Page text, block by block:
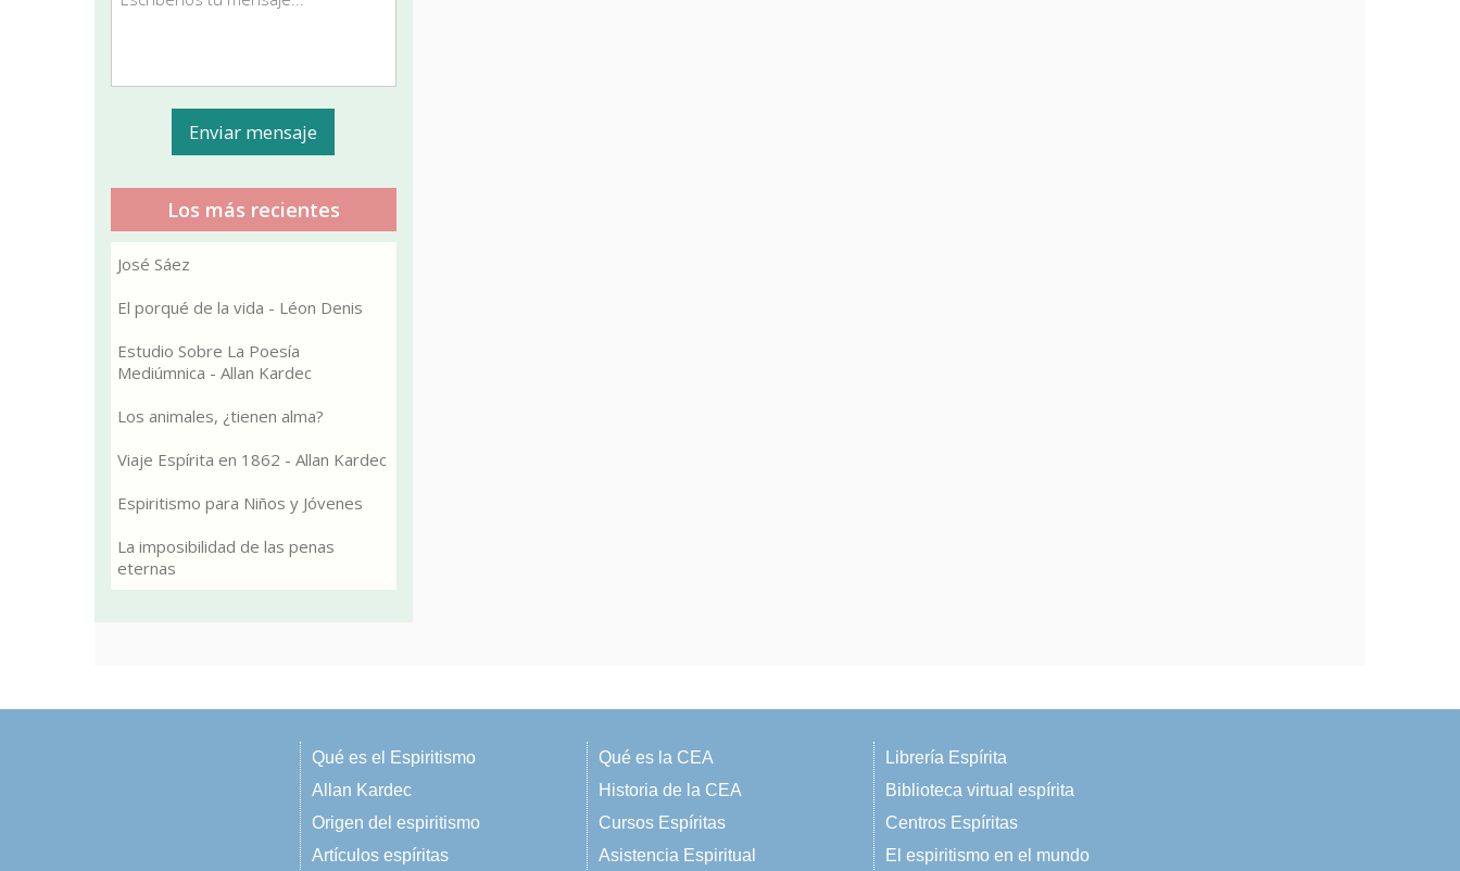
Los más recientes
José Sáez
El porqué de la vida - Léon Denis
Estudio Sobre La Poesía
Mediúmnica - Allan Kardec
Los animales, ¿tienen alma?
Viaje Espírita en 1862 - Allan Kardec
Espiritismo para Niños y Jóvenes
La imposibilidad de las penas
eternas
Qué es el Espiritismo
Allan Kardec
Origen del espiritismo
Artículos espíritas
Qué es la CEA
Historia de la CEA
Cursos Espíritas
Asistencia Espiritual
Librería Espírita
Biblioteca virtual espírita
Centros Espíritas
El espiritismo en el mundo